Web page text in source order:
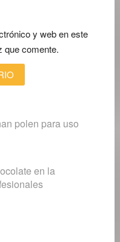
y web en este
que comente.
polen para uso
en la